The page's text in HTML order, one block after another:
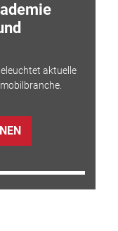
aktuelle